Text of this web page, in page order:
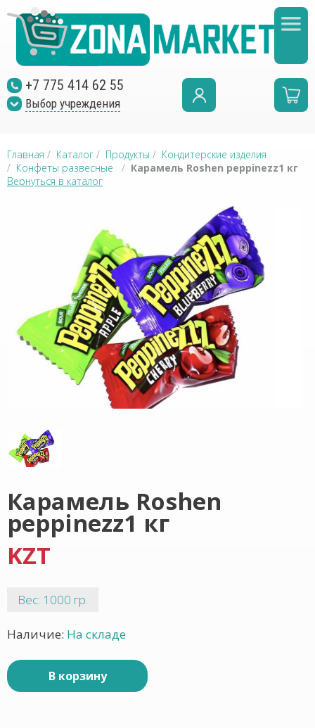
+7 775 414 62 55
Выбор учреждения
Главная / Каталог / Продукты / Кондитерские изделия
/ Конфеты развесные / Карамель Roshen peppinezz1 кг
Вернуться в каталог
Карамель Roshen
peppinezz1 кг
KZT
Вес: 1000 гр.
Наличие: На складе
В корзину